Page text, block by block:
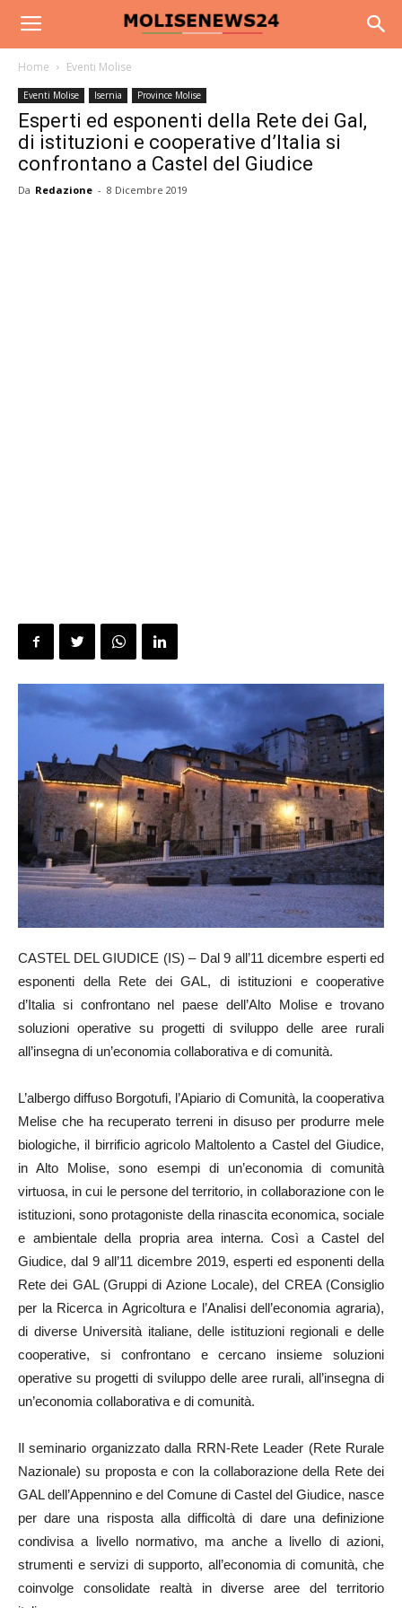
Home Eventi Molise
Eventi Molise Isernia Province Molise
Esperti ed esponenti della Rete dei Gal,
di istituzioni e cooperative d’Italia si
confrontano a Castel del Giudice
Da Redazione - 8 Dicembre 2019
CASTEL DEL GIUDICE (IS) – Dal 9 all’11 dicembre esperti ed
esponenti della Rete dei GAL, di istituzioni e cooperative
d’Italia si confrontano nel paese dell’Alto Molise e trovano
soluzioni operative su progetti di sviluppo delle aree rurali
all’insegna di un’economia collaborativa e di comunità.
L’albergo diffuso Borgotufi, l’Apiario di Comunità, la cooperativa
Melise che ha recuperato terreni in disuso per produrre mele
biologiche, il birrificio agricolo Maltolento a Castel del Giudice,
in Alto Molise, sono esempi di un’economia di comunità
virtuosa, in cui le persone del territorio, in collaborazione con le
istituzioni, sono protagoniste della rinascita economica, sociale
e ambientale della propria area interna. Così a Castel del
Giudice, dal 9 all’11 dicembre 2019, esperti ed esponenti della
Rete dei GAL (Gruppi di Azione Locale), del CREA (Consiglio
per la Ricerca in Agricoltura e l’Analisi dell’economia agraria),
di diverse Università italiane, delle istituzioni regionali e delle
cooperative, si confrontano e cercano insieme soluzioni
operative su progetti di sviluppo delle aree rurali, all’insegna di
un’economia collaborativa e di comunità.
Il seminario organizzato dalla RRN-Rete Leader (Rete Rurale
Nazionale) su proposta e con la collaborazione della Rete dei
GAL dell’Appennino e del Comune di Castel del Giudice, nasce
per dare una risposta alla difficoltà di dare una definizione
condivisa a livello normativo, ma anche a livello di azioni,
strumenti e servizi di supporto, all’economia di comunità, che
coinvolge consolidate realtà in diverse aree del territorio